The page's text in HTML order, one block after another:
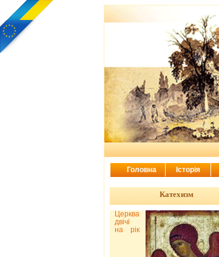
Катехизм
Церква
двічі
на рік
Головна Історія